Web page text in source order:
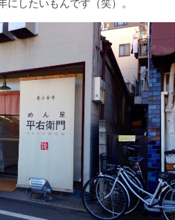
にしたいもんです（笑）。